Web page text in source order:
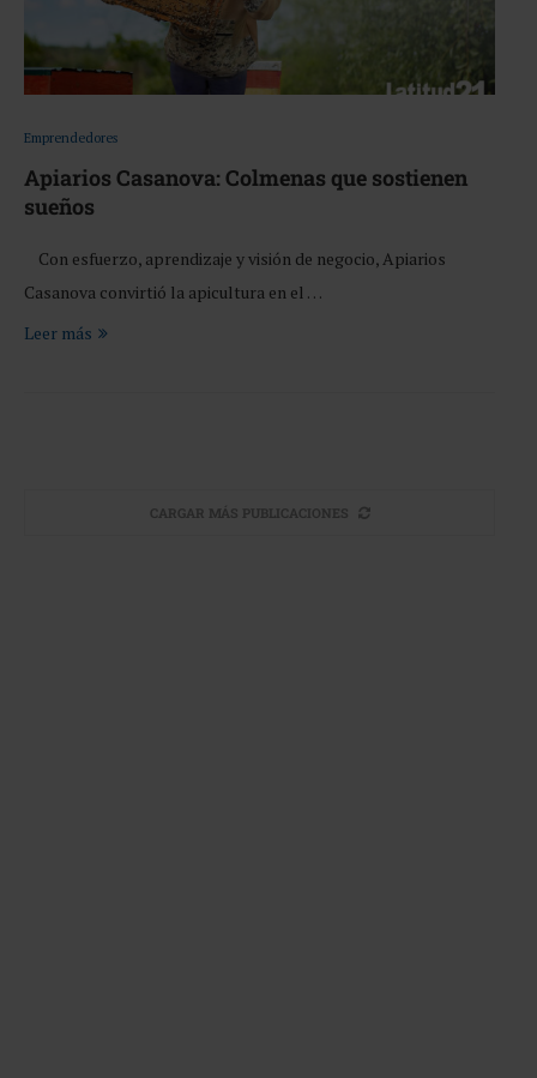
Emprendedores
Apiarios Casanova: Colmenas que sostienen
sueños
Con esfuerzo, aprendizaje y visión de negocio, Apiarios
Casanova convirtió la apicultura en el …
Leer más
CARGAR MÁS PUBLICACIONES